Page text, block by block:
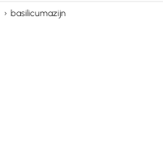
› basilicumazijn